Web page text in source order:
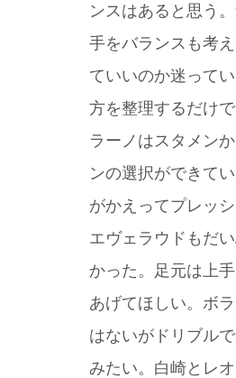
ンスはあると思う
手をバランスも考
ていいのか迷って
方を整理するだけ
ラーノはスタメン
ンの選択ができて
がかえってプレッ
エヴェラウドもだ
かった。足元は上
あげてほしい。ボ
はないがドリブル
みたい。白崎とレ